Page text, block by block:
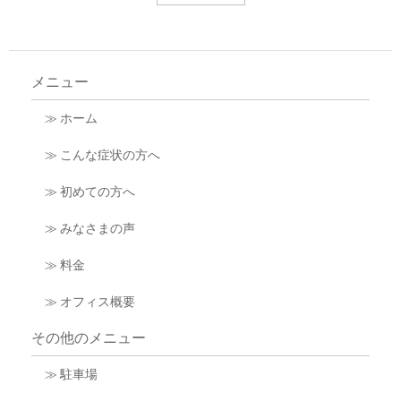
メニュー
≫ ホーム
≫ こんな症状の方へ
≫ 初めての方へ
≫ みなさまの声
≫ 料金
≫ オフィス概要
その他のメニュー
≫ 駐車場